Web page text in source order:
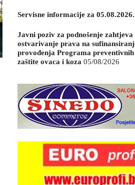
Servisne informacije za 05.08.2026.
Javni poziv za podnošenje zahtjeva
ostvarivanje prava na
provođenja Programa
zaštite ovaca i koza 05/08/2026